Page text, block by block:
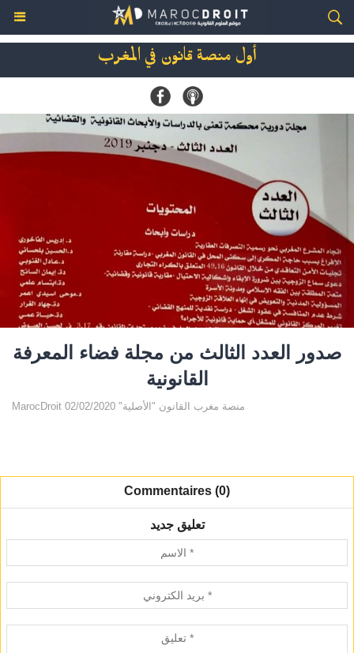
أول منصة قانون في المغرب
صدور العدد الثالث من مجلة فضاء المعرفة
القانونية
MarocDroit منصة مغرب القانون "الأصلية" 02/02/2020
Commentaires (0)
تعليق جديد